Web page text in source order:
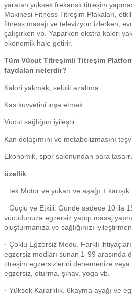
yaratan yüksek frekanslı titreşim
Makinesi Fitness Titreşim Plakaları,
fitness masajı ve televizyon izlerken,
çalışırken vb. Yaparken ekstra kalori
ekonomik hale getirir.
Tüm Vücut Titreşimli Titreşim
faydaları nelerdir?
Kalori yakmak, selülit azaltma
Kas kuvvetini inşa etmek
Vücut sağlığını iyileştir
Kan dolaşımını ve metabolizmasını
Ekonomik, spor salonundan para
özellik
· tek Motor ve yukarı ve aşağı + karışık
· Güçlü ve Etkili. Günde sadece 10 ila
vücudunuza egzersiz yapıp masaj
oluşturmanıza ve sağlığınızı
· Çoklu Egzersiz Modu. Farklı
egzersiz modları sunan 1-99 arasında
titreşim egzersizlerini denemenize
egzersiz, oturma, şınav, yoga vb.
· Yüksek Kararlılık. 6kayma ayağı ve